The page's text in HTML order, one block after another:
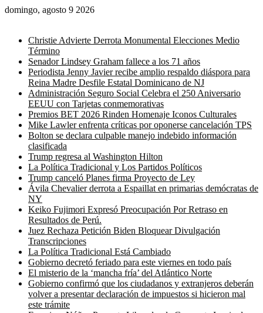
domingo, agosto 9 2026
Christie Advierte Derrota Monumental Elecciones Medio
Término
Senador Lindsey Graham fallece a los 71 años
Periodista Jenny Javier recibe amplio respaldo diáspora para
Reina Madre Desfile Estatal Dominicano de NJ
Administración Seguro Social Celebra el 250 Aniversario
EEUU con Tarjetas conmemorativas
Premios BET 2026 Rinden Homenaje Iconos Culturales
Mike Lawler enfrenta críticas por oponerse cancelación TPS
Bolton se declara culpable manejo indebido información
clasificada
Trump regresa al Washington Hilton
La Política Tradicional y Los Partidos Políticos
Trump canceló Planes firma Proyecto de Ley
Ávila Chevalier derrota a Espaillat en primarias demócratas de
NY
Keiko Fujimori Expresó Preocupación Por Retraso en
Resultados de Perú.
Juez Rechaza Petición Biden Bloquear Divulgación
Transcripciones
La Política Tradicional Está Cambiado
Gobierno decretó feriado para este viernes en todo país
El misterio de la ‘mancha fría’ del Atlántico Norte
Gobierno confirmó que los ciudadanos y extranjeros deberán
volver a presentar declaración de impuestos si hicieron mal
este trámite